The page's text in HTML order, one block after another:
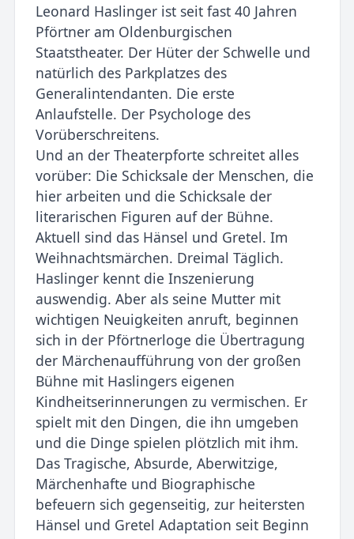
Leonard Haslinger ist seit fast 40 Jahren
Pförtner am Oldenburgischen
Staatstheater. Der Hüter der Schwelle und
natürlich des Parkplatzes des
Generalintendanten. Die erste
Anlaufstelle. Der Psychologe des
Vorüberschreitens.
Und an der Theaterpforte schreitet alles
vorüber: Die Schicksale der Menschen, die
hier arbeiten und die Schicksale der
literarischen Figuren auf der Bühne.
Aktuell sind das Hänsel und Gretel. Im
Weihnachtsmärchen. Dreimal Täglich.
Haslinger kennt die Inszenierung
auswendig. Aber als seine Mutter mit
wichtigen Neuigkeiten anruft, beginnen
sich in der Pförtnerloge die Übertragung
der Märchenaufführung von der großen
Bühne mit Haslingers eigenen
Kindheitserinnerungen zu vermischen. Er
spielt mit den Dingen, die ihn umgeben
und die Dinge spielen plötzlich mit ihm.
Das Tragische, Absurde, Aberwitzige,
Märchenhafte und Biographische
befeuern sich gegenseitig, zur heitersten
Hänsel und Gretel Adaptation seit Beginn